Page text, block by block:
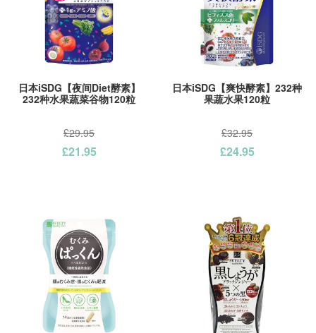
日本iSDG【夜间Diet酵素】
232种水果蔬菜谷物120粒
£29.95
£21.95
日本iSDG【爽快酵素】232种
果蔬水果120粒
£32.95
£24.95